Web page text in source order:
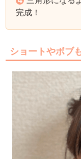
完成！
ショートやボブ